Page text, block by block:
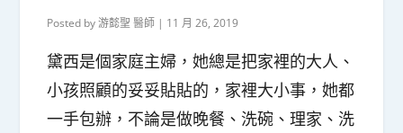
Posted by游懿聖 醫師 | 11 月 26, 2019
黛西是個家庭主婦，她總是把家裡的大人、
小孩照顧的妥妥貼貼的，家裡大小事，她都
一手包辦，不論是做晚餐、洗碗、理家、洗